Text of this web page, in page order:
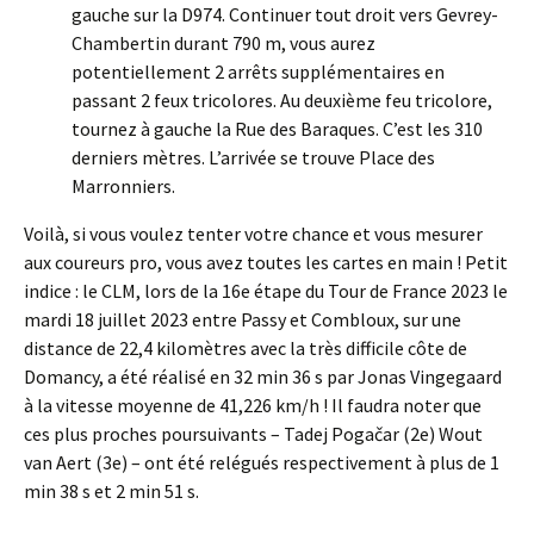
gauche sur la D974. Continuer tout droit vers Gevrey-
Chambertin durant 790 m, vous aurez
potentiellement 2 arrêts supplémentaires en
passant 2 feux tricolores. Au deuxième feu tricolore,
tournez à gauche la Rue des Baraques. C’est les 310
derniers mètres. L’arrivée se trouve Place des
Marronniers.
Voilà, si vous voulez tenter votre chance et vous mesurer
aux coureurs pro, vous avez toutes les cartes en main ! Petit
indice : le CLM, lors de la 16e étape du Tour de France 2023 le
mardi 18 juillet 2023 entre Passy et Combloux, sur une
distance de 22,4 kilomètres avec la très difficile côte de
Domancy, a été réalisé en 32 min 36 s par Jonas Vingegaard
à la vitesse moyenne de 41,226 km/h ! Il faudra noter que
ces plus proches poursuivants – Tadej Pogačar (2e) Wout
van Aert (3e) – ont été relégués respectivement à plus de 1
min 38 s et 2 min 51 s.